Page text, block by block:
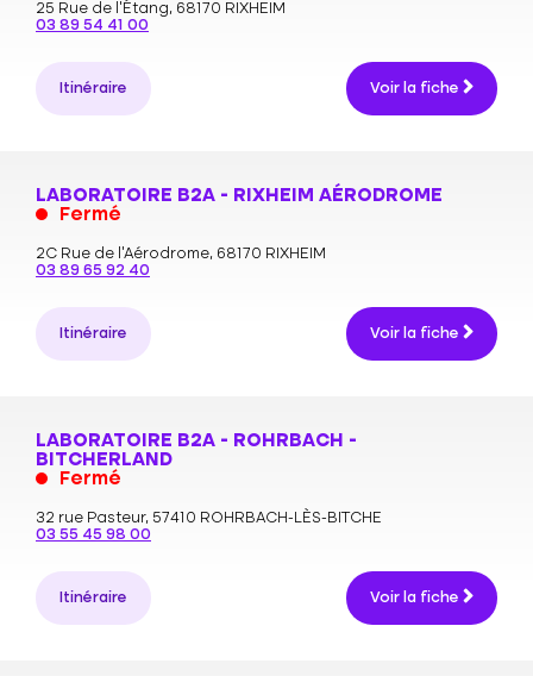
25 Rue de l'Étang, 68170 RIXHEIM
03 89 54 41 00
Itinéraire Voir la fiche
LABORATOIRE B2A - RIXHEIM AÉRODROME
Fermé
2C Rue de l'Aérodrome, 68170 RIXHEIM
03 89 65 92 40
Itinéraire Voir la fiche
LABORATOIRE B2A - ROHRBACH -
BITCHERLAND
Fermé
32 rue Pasteur, 57410 ROHRBACH-LÈS-BITCHE
03 55 45 98 00
Itinéraire Voir la fiche